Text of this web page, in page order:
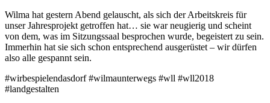
Wilma hat gestern Abend gelauscht, als sich der Arbeitskreis für
unser Jahresprojekt getroffen hat… sie war neugierig und scheint
von dem, was im Sitzungssaal besprochen wurde, begeistert zu sein.
Immerhin hat sie sich schon entsprechend ausgerüstet – wir dürfen
also alle gespannt sein.
#wirbespielendasdorf #wilmaunterwegs #wll #wll2018
#landgestalten